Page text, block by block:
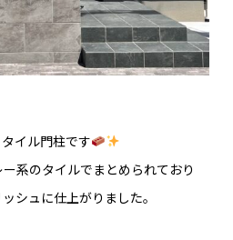
イル門柱です
系のタイルでまとめられており
シュに仕上がりました。